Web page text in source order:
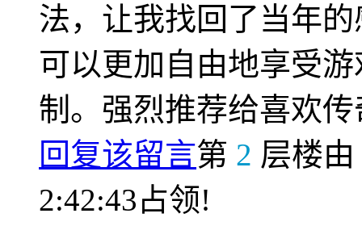
法，让我找回了当年
可以更加自由地享受
制。强烈推荐给喜欢
回复该留言第 2 层楼由
2:42:43占领!